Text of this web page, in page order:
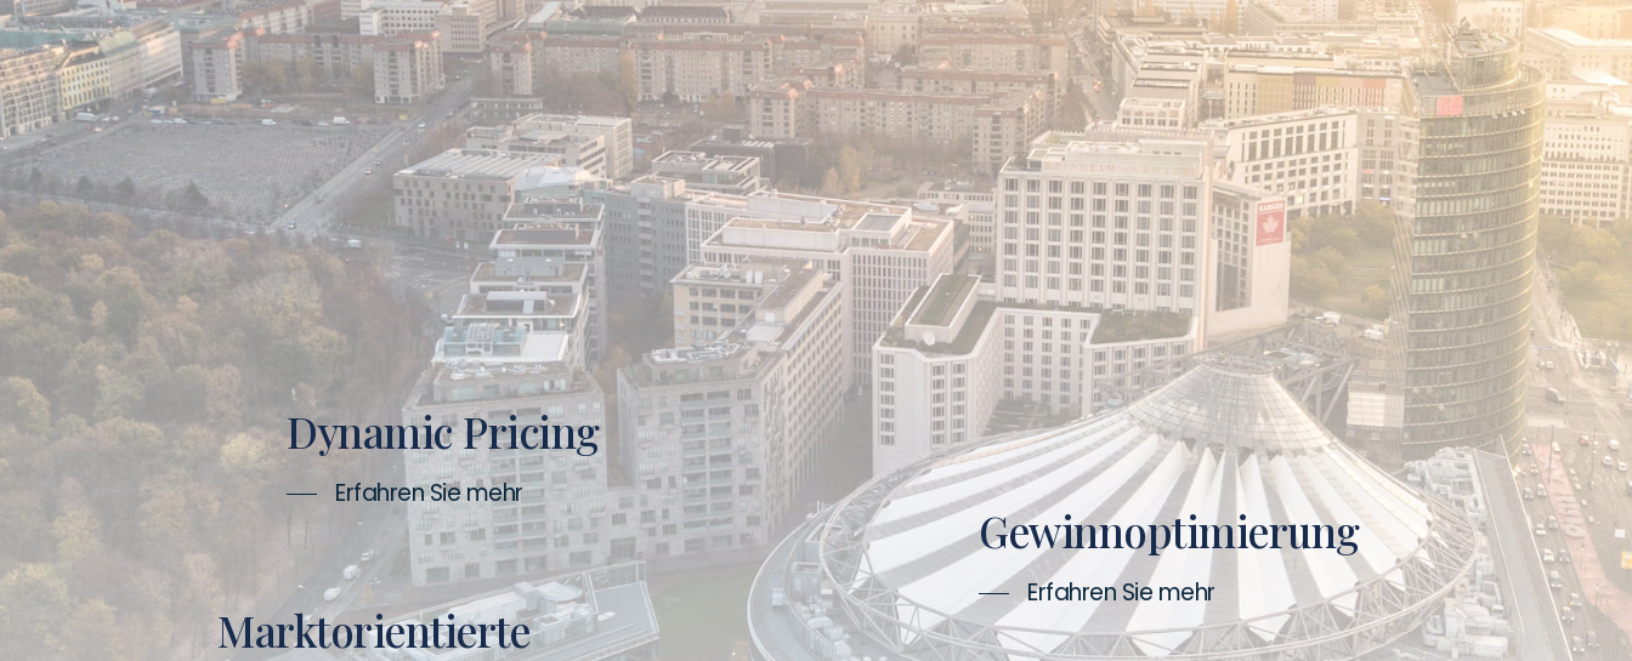
Dynamic Pricing
Erfahren Sie mehr
Gewinnoptimierung
Erfahren Sie mehr
Marktorientierte